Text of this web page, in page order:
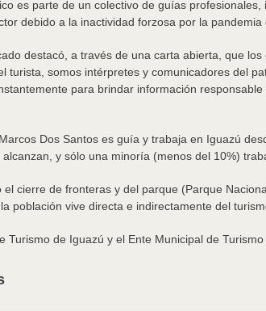
es parte de un colectivo de guías
debido a la inactividad forzosa por la pandemia
destacó, a través de una carta abierta, que
turista, somos intérpretes y comunicadores del
para brindar información responsable
Dos Santos es guía y trabaja en Iguazú
y sólo una minoría (menos del 10%)
cierre de fronteras y del parque (Parque
población vive directa e indirectamente del
Turismo de Iguazú y el Ente Municipal de